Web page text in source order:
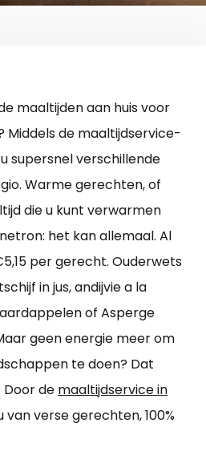
maaltijden aan huis voor
Middels de maaltijdservice-
supersnel verschillende
Warme gerechten, of
die u kunt verwarmen
het kan allemaal. Al
per gerecht. Ouderwets
in jus, andijvie a la
of Asperge
geen energie meer om
te doen? Dat
de maaltijdservice in
verse gerechten, 100%